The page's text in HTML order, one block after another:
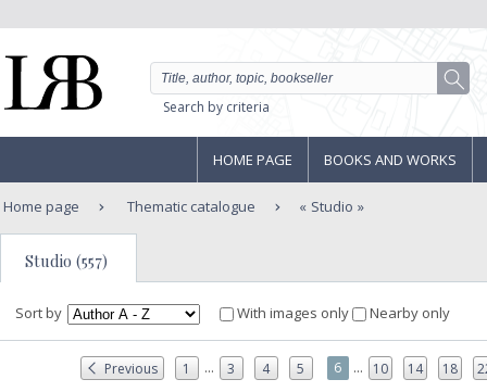
Search by criteria
HOME PAGE BOOKS AND WORKS
Home page Thematic catalogue Studio
Studio (557)
Sort by With images only Nearby only
Previous 1 ... 3 4 5 6 ... 10 14 18